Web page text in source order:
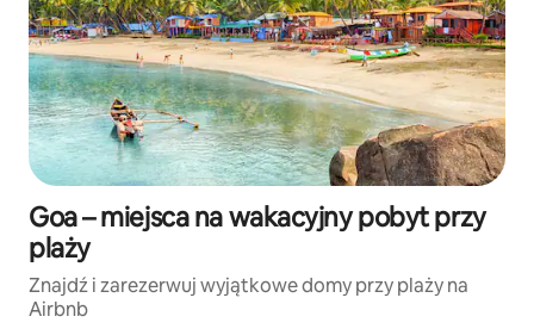
Goa – miejsca na wakacyjny pobyt przy
plaży
Znajdź i zarezerwuj wyjątkowe domy przy plaży na
Airbnb